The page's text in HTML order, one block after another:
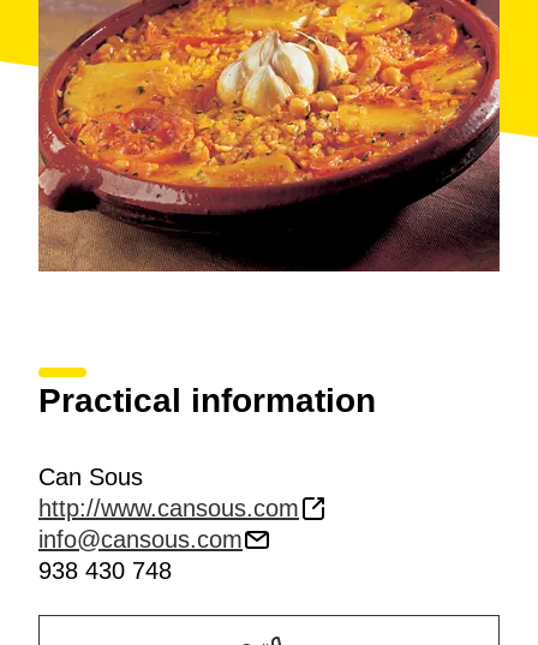
Practical information
Can Sous
http://www.cansous.com
info@cansous.com
938 430 748